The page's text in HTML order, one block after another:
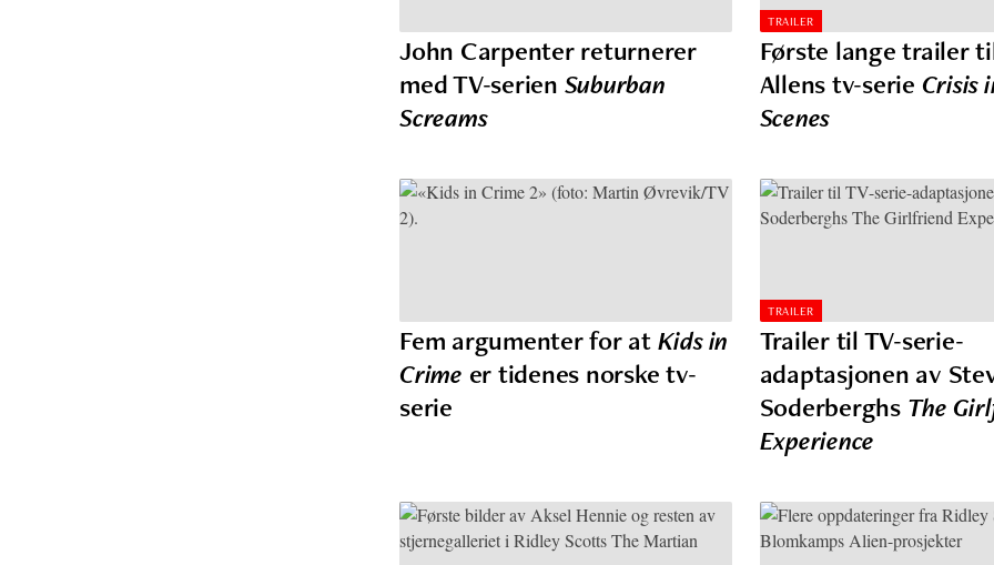
John Carpenter returnerer
med TV-serien Suburban
Screams
TRAILER
Første lange trailer
Allens tv-serie Crisis
Scenes
Fem argumenter for atKids in
Crime er tidenes norske tv-
serie
TRAILER
Trailer til TV-serie-
adaptasjonen av
Soderberghs The
Experience